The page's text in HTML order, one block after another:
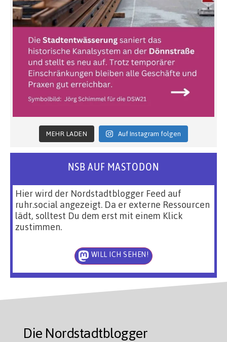
MEHR LADEN Auf Instagram folgen
NSB AUF MASTODON
Hier wird der Nordstadtblogger Feed auf
ruhr.social angezeigt. Da er externe Ressourcen
lädt, solltest Du dem erst mit einem Klick
zustimmen.
WILL ICH SEHEN!
Die Nordstadtblogger